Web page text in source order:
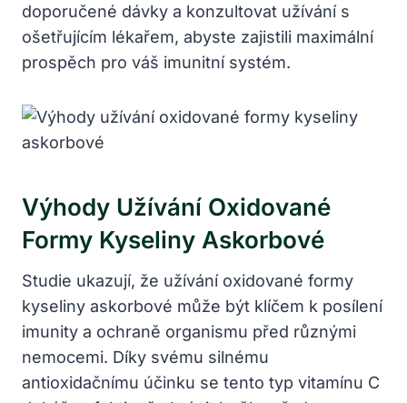
doporučené dávky a konzultovat užívání s
ošetřujícím lékařem, abyste zajistili maximální
prospěch pro váš imunitní systém.
Výhody Užívání Oxidované
Formy Kyseliny Askorbové
Studie ukazují, že užívání oxidované formy
kyseliny askorbové může být klíčem k posílení
imunity a ochraně organismu před různými
nemocemi. Díky svému silnému
antioxidačnímu účinku se tento typ vitamínu C